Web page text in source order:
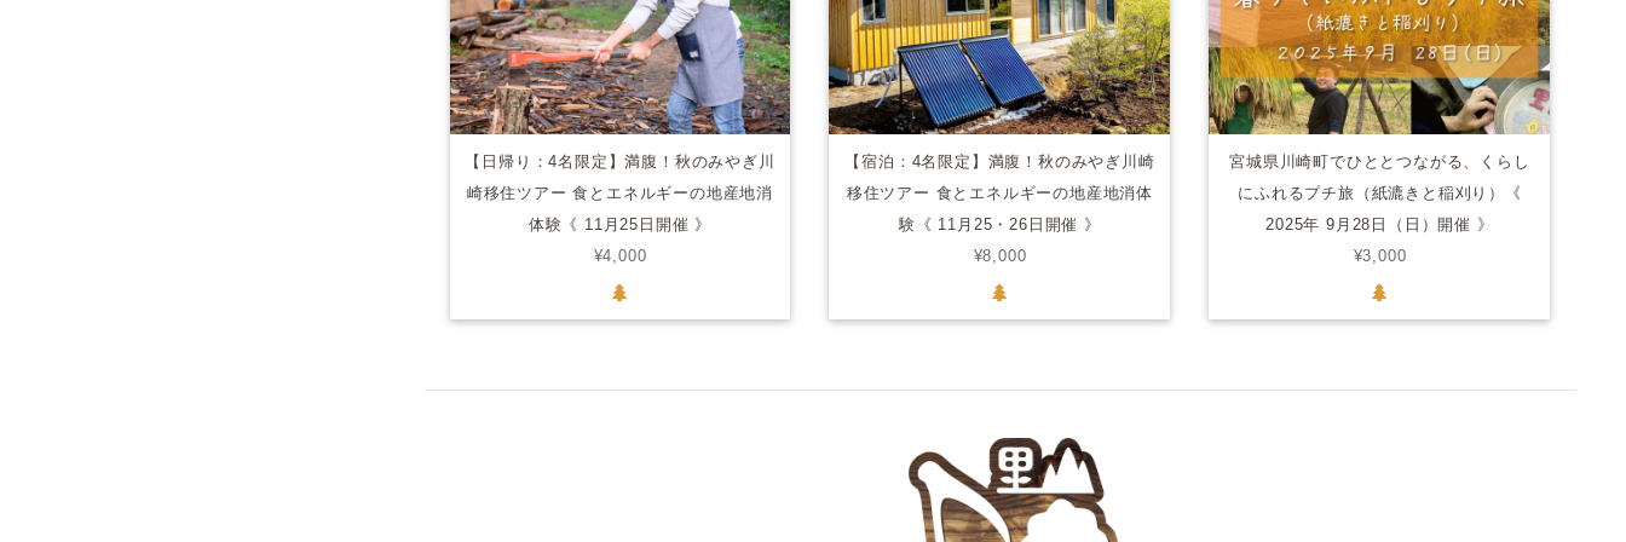
【日帰り：4名限定】満腹！秋のみやぎ川
崎移住ツアー 食とエネルギーの地産地消
体験《 11月25日開催 》
¥4,000
【宿泊：4名限定】満腹！秋のみやぎ川崎
移住ツアー 食とエネルギーの地産地消体
験《 11月25・26日開催 》
¥8,000
宮城県川崎町でひととつながる、くらし
にふれるプチ旅（紙漉きと稲刈り）《
2025年 9月28日（日）開催 》
¥3,000